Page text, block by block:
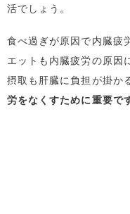
活でしょう。
食べ過ぎが原因で内臓疲
エットも内臓疲労の原因
摂取も肝臓に負担が掛か
労をなくすために重要で